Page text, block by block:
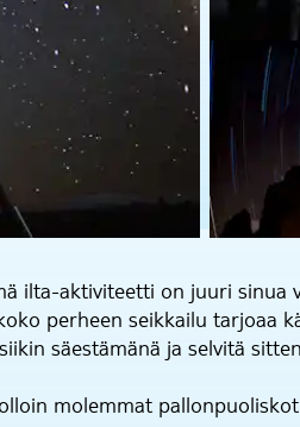
ilta-aktiviteetti on juuri sinua
perheen seikkailu tarjoaa
säestämänä ja selvitä
molemmat